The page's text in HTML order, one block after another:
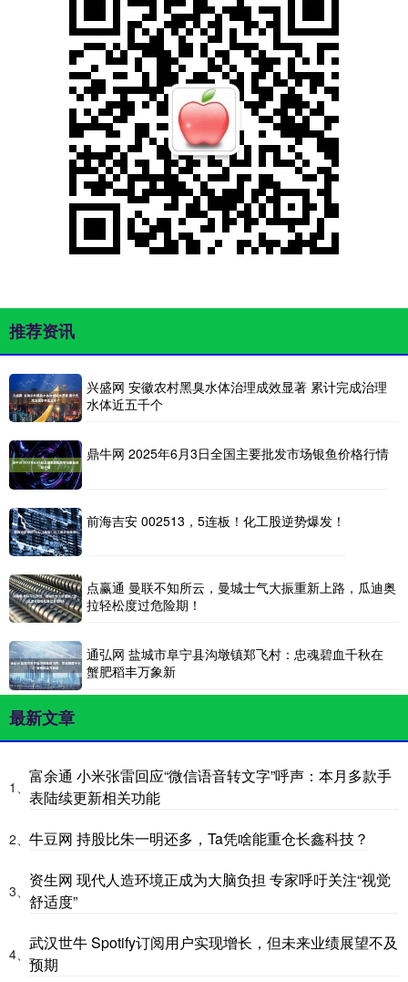
推荐资讯
兴盛网 安徽农村黑臭水体治理成效显著 累计完成治理
水体近五千个
鼎牛网 2025年6月3日全国主要批发市场银鱼价格行情
前海吉安 002513，5连板！化工股逆势爆发！
点赢通 曼联不知所云，曼城士气大振重新上路，瓜迪奥
拉轻松度过危险期！
通弘网 盐城市阜宁县沟墩镇郑飞村：忠魂碧血千秋在
蟹肥稻丰万象新
最新文章
1、
富余通 小米张雷回应“微信语音转文字”呼声：本月多款手
表陆续更新相关功能
2、 牛豆网 持股比朱一明还多，Ta凭啥能重仓长鑫科技？
3、
资生网 现代人造环境正成为大脑负担 专家呼吁关注“视觉
舒适度”
4、
武汉世牛 Spotify订阅用户实现增长，但未来业绩展望不及
预期